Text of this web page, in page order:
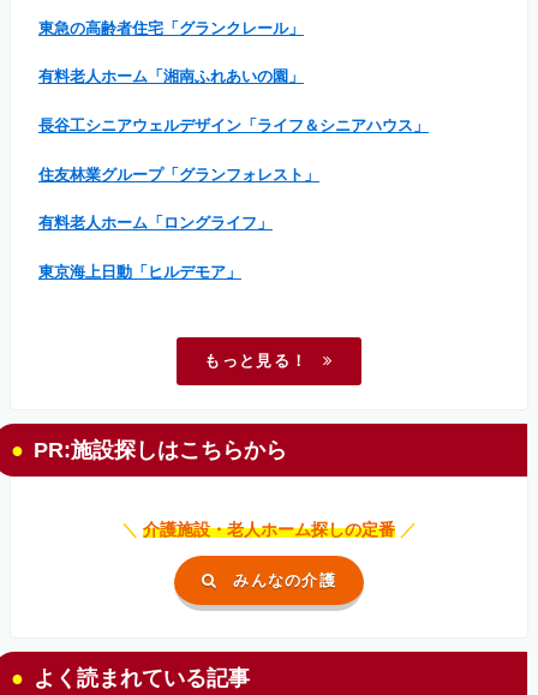
東急の高齢者住宅「グランクレール」
有料老人ホーム「湘南ふれあいの園」
長谷工シニアウェルデザイン「ライフ＆シニアハウス」
住友林業グループ「グランフォレスト」
有料老人ホーム「ロングライフ」
東京海上日動「ヒルデモア」
もっと見る！
PR:施設探しはこちらから
＼ 介護施設・老人ホーム探しの定番 ／
みんなの介護
よく読まれている記事